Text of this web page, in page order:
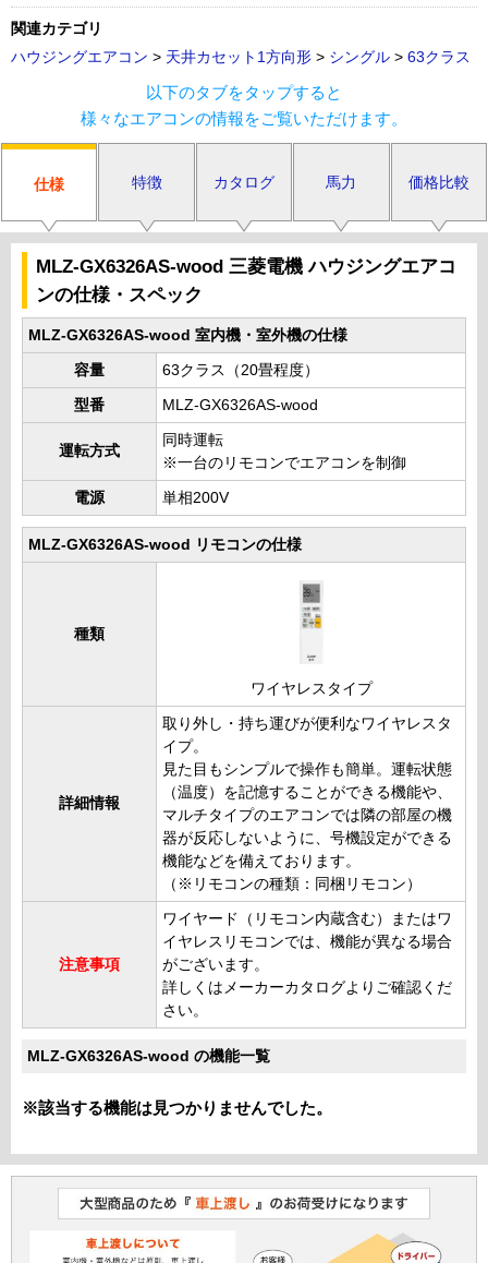
関連カテゴリ
ハウジングエアコン > 天井カセット1方向形 > シングル > 63クラス
以下のタブをタップすると
様々なエアコンの情報をご覧いただけます。
仕様 特徴 カタログ 馬力 価格比較
MLZ-GX6326AS-wood 三菱電機 ハウジングエアコ
ンの仕様・スペック
MLZ-GX6326AS-wood 室内機・室外機の仕様
容量 63クラス（20畳程度）
型番 MLZ-GX6326AS-wood
運転方式
同時運転
※一台のリモコンでエアコンを制御
電源 単相200V
MLZ-GX6326AS-wood リモコンの仕様
種類
ワイヤレスタイプ
詳細情報
取り外し・持ち運びが便利なワイヤレスタ
イプ。
見た目もシンプルで操作も簡単。運転状態
（温度）を記憶することができる機能や、
マルチタイプのエアコンでは隣の部屋の機
器が反応しないように、号機設定ができる
機能などを備えております。
（※リモコンの種類：同梱リモコン）
注意事項
ワイヤード（リモコン内蔵含む）またはワ
イヤレスリモコンでは、機能が異なる場合
がございます。
詳しくはメーカーカタログよりご確認くだ
さい。
MLZ-GX6326AS-wood の機能一覧
※該当する機能は見つかりませんでした。